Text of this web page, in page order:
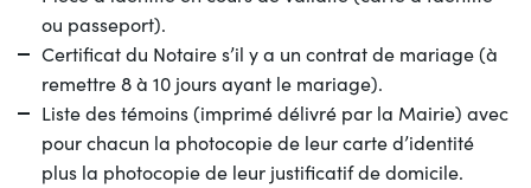
ou passeport).
Certificat du Notaire s’il y a un contrat de mariage (à
remettre 8 à 10 jours ayant le mariage).
Liste des témoins (imprimé délivré par la Mairie) avec
pour chacun la photocopie de leur carte d’identité
plus la photocopie de leur justificatif de domicile.